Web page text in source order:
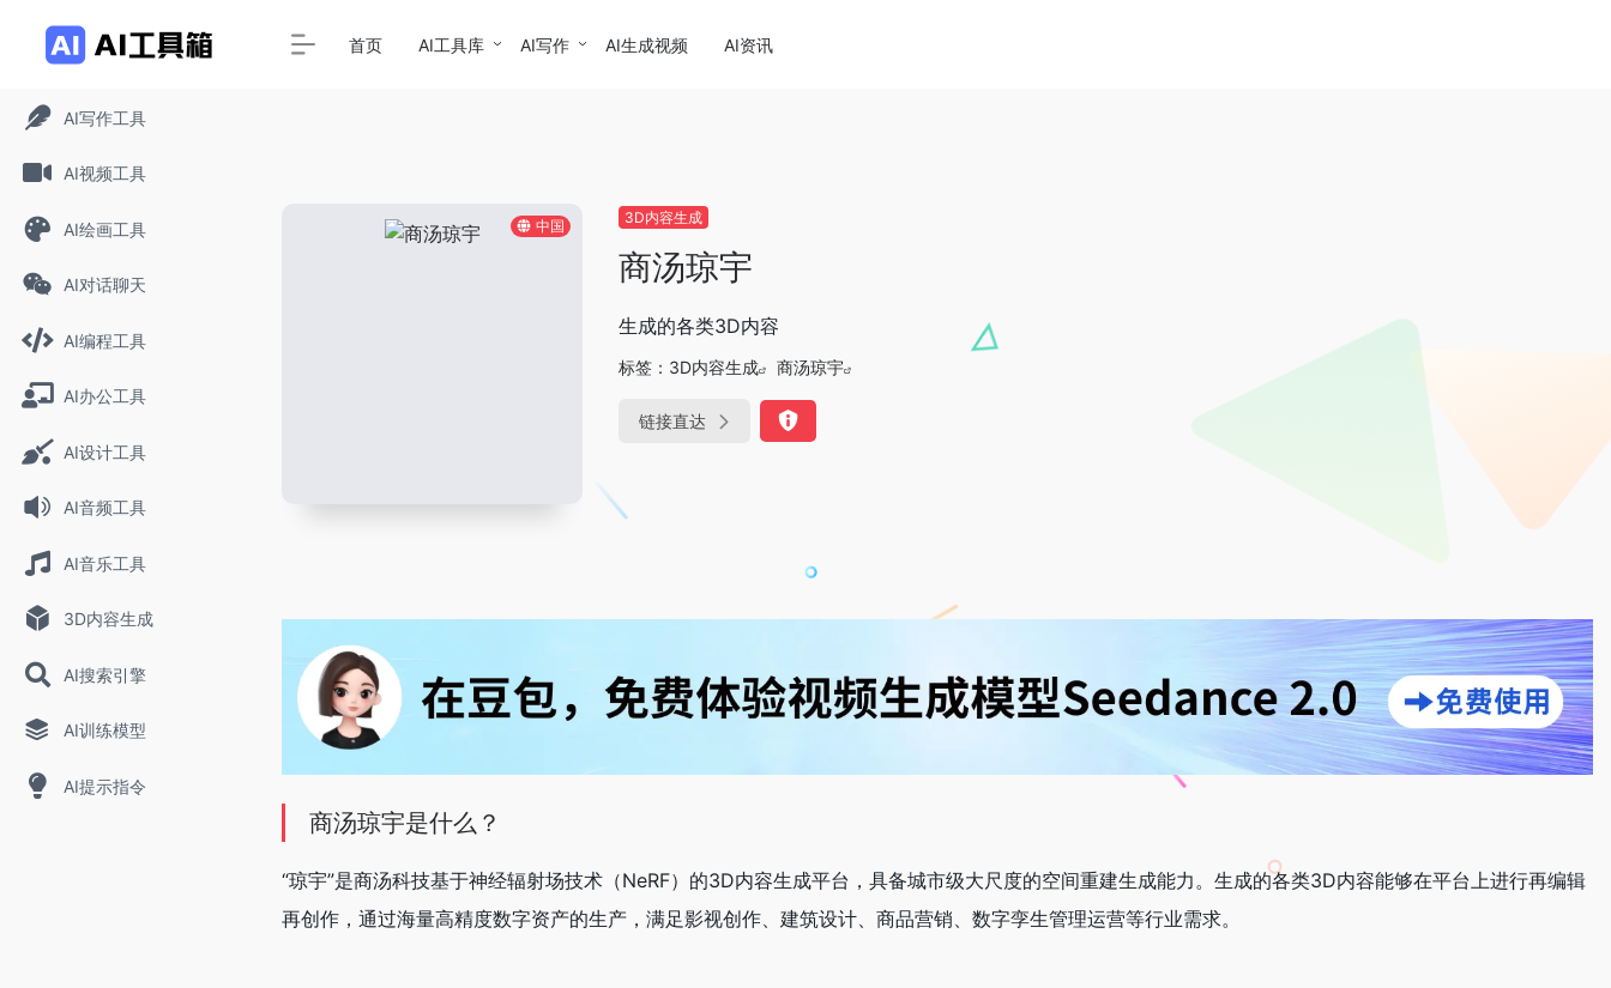
AI写作工具
AI视频工具
AI绘画工具
AI对话聊天
AI编程工具
AI办公工具
AI设计工具
AI音频工具
AI音乐工具
3D内容生成
AI搜索引擎
AI训练模型
AI提示指令
首页 AI工具库 AI写作 AI生成视频 AI资讯
中国 3D内容生成
商汤琼宇
生成的各类3D内容
标签： 3D内容生成 商汤琼宇
链接直达
商汤琼宇是什么？
“琼宇”是商汤科技基于神经辐射场技术（NeRF）的3D内容生成平台，具备城市级大尺度的空间重建生成能力。生成的各类3D内容能够在平台上进行再编辑
再创作，通过海量高精度数字资产的生产，满足影视创作、建筑设计、商品营销、数字孪生管理运营等行业需求。